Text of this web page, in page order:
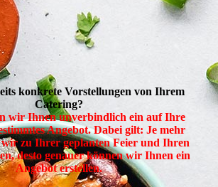
konkrete Vorstellungen von Ihrem
Catering?
wir Ihnen unverbindlich ein auf Ihre
Angebot. Dabei gilt: Je mehr
zu Ihrer geplanten Feier und Ihren
desto genauer können wir Ihnen ein
Angebot erstellen.